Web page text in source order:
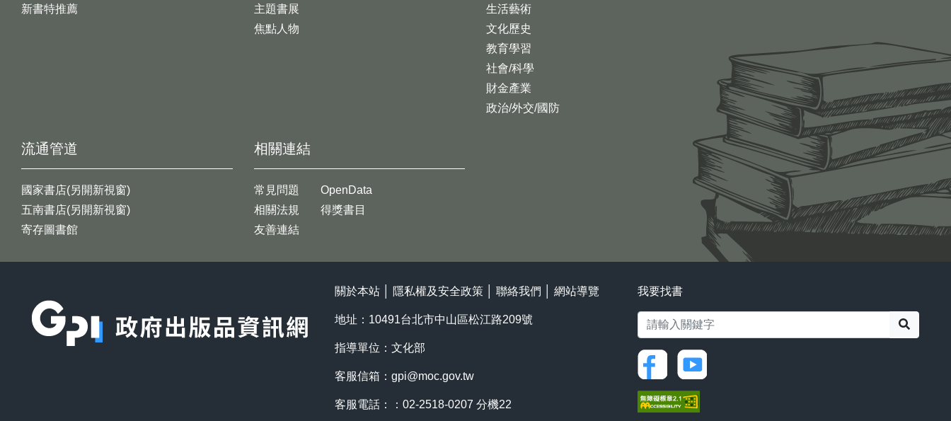
新書特推薦
生活藝術
文化歷史
教育學習
社會/科學
財金產業
政治/外交/國防
主題書展
焦點人物
流通管道
國家書店(另開新視窗)
五南書店(另開新視窗)
寄存圖書館
相關連結
常見問題
相關法規
友善連結
OpenData
得獎書目
關於本站 隱私權及安全政策 聯絡我們 網站導覽
地址：10491台北市中山區松江路209號
指導單位：文化部
客服信箱： gpi@moc.gov.tw
客服電話：：02-2518-0207 分機22
我要找書